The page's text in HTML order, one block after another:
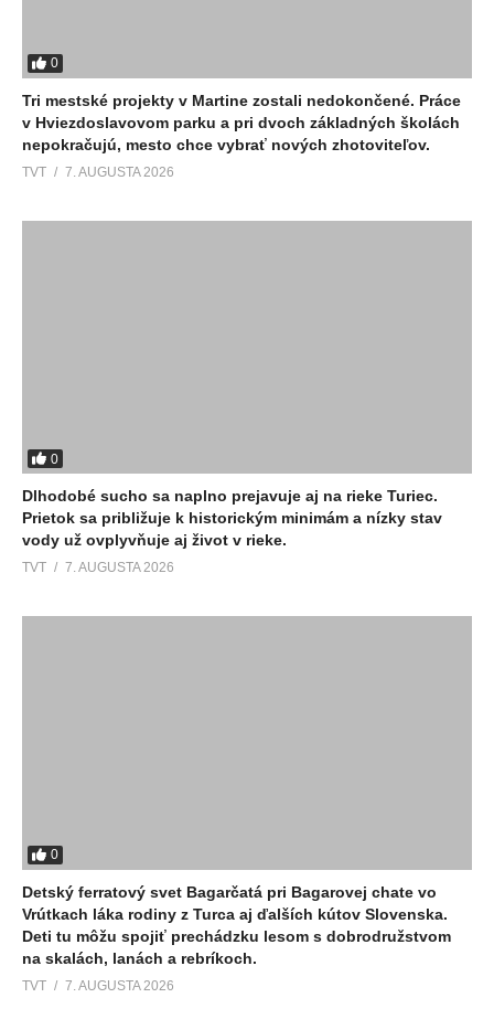
0
Tri mestské projekty v Martine zostali nedokončené. Práce
v Hviezdoslavovom parku a pri dvoch základných školách
nepokračujú, mesto chce vybrať nových zhotoviteľov.
TVT 7. AUGUSTA 2026
0
Dlhodobé sucho sa naplno prejavuje aj na rieke Turiec.
Prietok sa približuje k historickým minimám a nízky stav
vody už ovplyvňuje aj život v rieke.
TVT 7. AUGUSTA 2026
0
Detský ferratový svet Bagarčatá pri Bagarovej chate vo
Vrútkach láka rodiny z Turca aj ďalších kútov Slovenska.
Deti tu môžu spojiť prechádzku lesom s dobrodružstvom
na skalách, lanách a rebríkoch.
TVT 7. AUGUSTA 2026